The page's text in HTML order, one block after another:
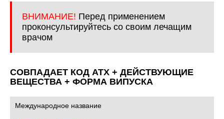
ВНИМАНИЕ! Перед применением
проконсультируйтесь со своим лечащим
врачом
СОВПАДАЕТ КОД ATХ + ДЕЙСТВУЮЩИЕ
ВЕЩЕСТВА + ФОРМА ВИПУСКА
Международное название